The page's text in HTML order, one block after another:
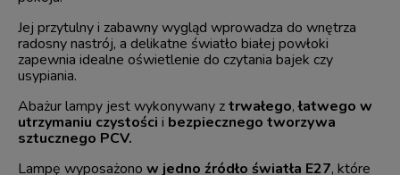
Jej przytulny i zabawny wygląd wprowadza do wnętrza
radosny nastrój, a delikatne światło białej powłoki
zapewnia idealne oświetlenie do czytania bajek czy
usypiania.
Abażur lampy jest wykonywany ztrwałego,łatwego w
utrzymaniu czystości i bezpiecznego tworzywa
sztucznego PCV.
Lampę wyposażono w jedno źródło światła E27, które